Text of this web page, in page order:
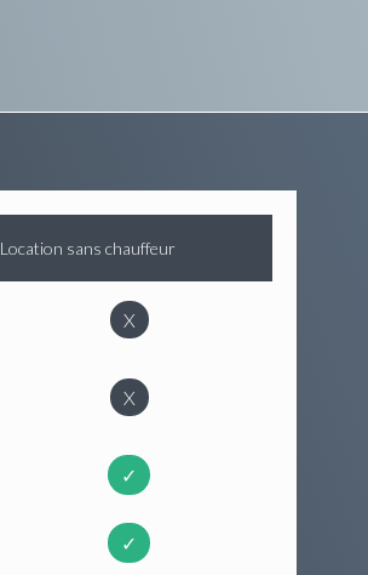
Location sans chauffeur
X
X
✓
✓